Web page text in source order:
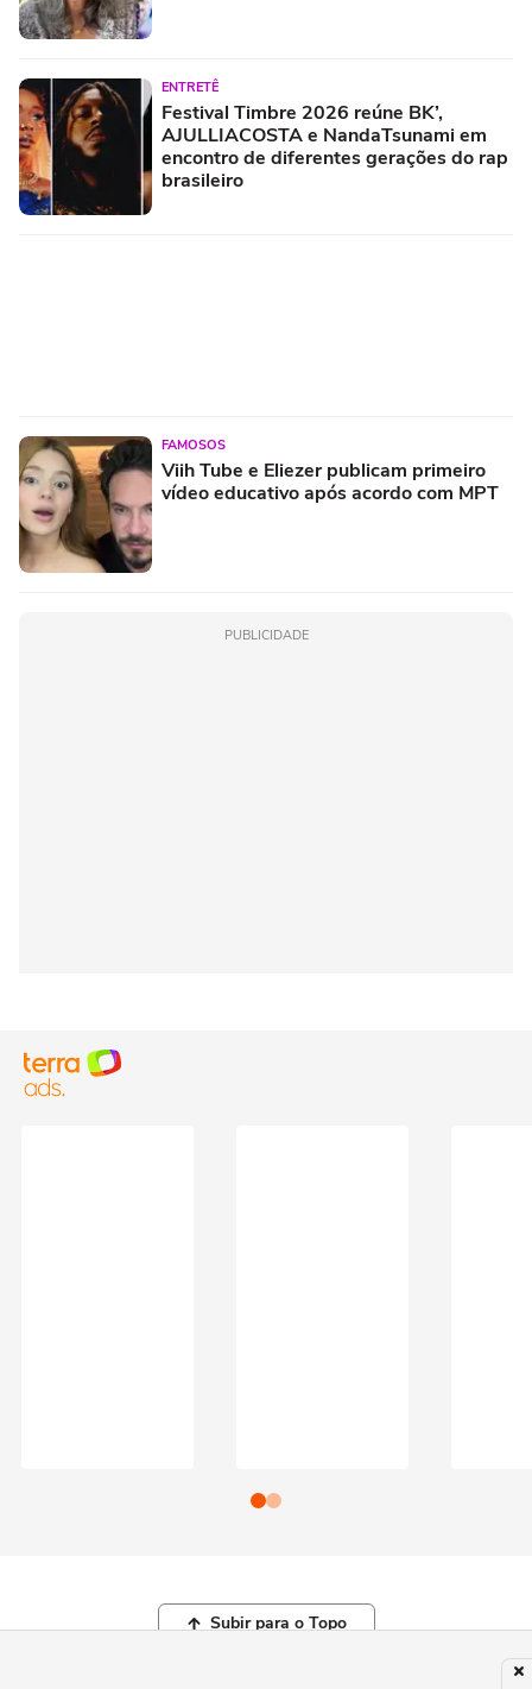
ENTRETÊ
Festival Timbre 2026 reúne BK’,
AJULLIACOSTA e NandaTsunami em
encontro de diferentes gerações do rap
brasileiro
FAMOSOS
Viih Tube e Eliezer publicam primeiro
vídeo educativo após acordo com MPT
PUBLICIDADE
Subir para o Topo